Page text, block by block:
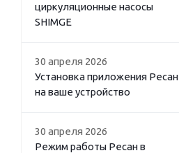
циркуляционные насосы
SHIMGE
30 апреля 2026
Установка приложения Ресан
на ваше устройство
30 апреля 2026
Режим работы Ресан в